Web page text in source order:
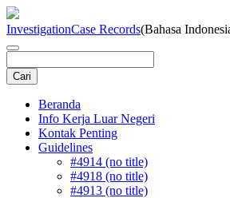
InvestigationCase Records(Bahasa
Beranda
Info Kerja Luar Negeri
Kontak Penting
Guidelines
#4914 (no title)
#4918 (no title)
#4913 (no title)